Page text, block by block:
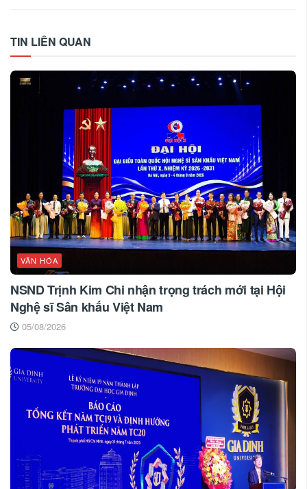
TIN LIÊN QUAN
VĂN HÓA
NSND Trịnh Kim Chi nhận trọng trách mới tại Hội
Nghệ sĩ Sân khấu Việt Nam
05/08/2026